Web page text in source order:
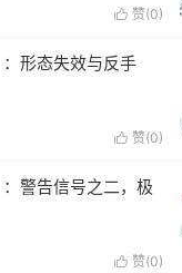
 赞(0)
形态失效与反手
 赞(0)
警告信号之二，极
 赞(0)